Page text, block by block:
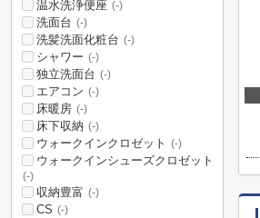
温水洗浄便座 (-)
洗面台 (-)
洗髪洗面化粧台 (-)
シャワー (-)
独立洗面台 (-)
エアコン (-)
床暖房 (-)
床下収納 (-)
ウォークインクロゼット (-)
ウォークインシューズクロゼット
(-)
収納豊富 (-)
CS (-)